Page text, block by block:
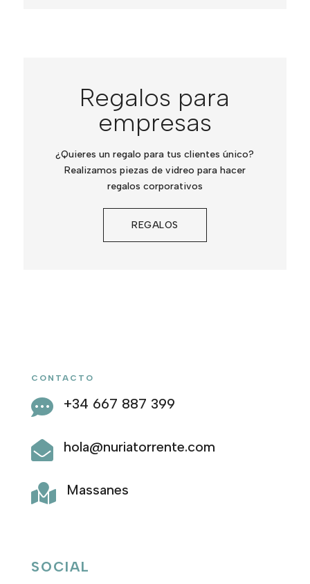
Regalos para
empresas
¿Quieres un regalo para tus clientes único?
Realizamos piezas de vidreo para hacer
regalos corporativos
REGALOS
CONTACTO
 +34 667 887 399
 hola@nuriatorrente.com
 Massanes
SOCIAL